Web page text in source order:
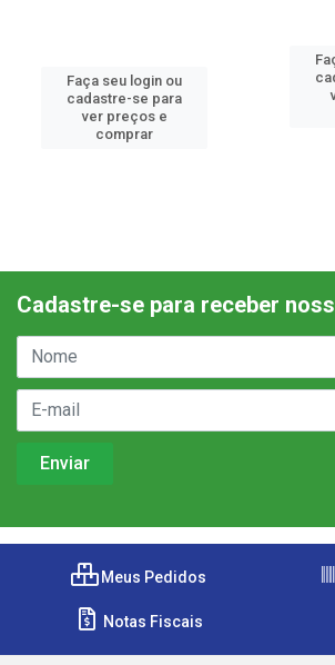
Faça seu login ou
cadastre-se para
ver preços e
comprar
Cadastre-se para receber
Meus Pedidos
Notas Fiscais